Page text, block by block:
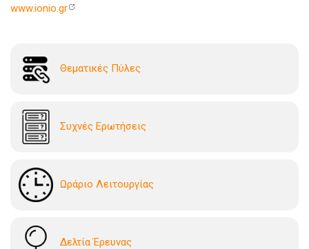
www.ionio.gr
Θεματικές Πύλες
Συχνές Ερωτήσεις
Ωράριο Λειτουργίας
Δελτία Έρευνας